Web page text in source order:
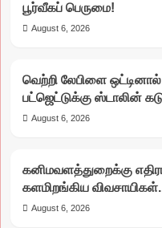
பூர்வீகப் பெருமை!
August 6, 2026
வெற்றி லேபிளை
பட்ஜெட்டுக்கு ஸ்டாலின்
August 6, 2026
கனிமவளத்துறைக்கு
களமிறங்கிய
August 6, 2026